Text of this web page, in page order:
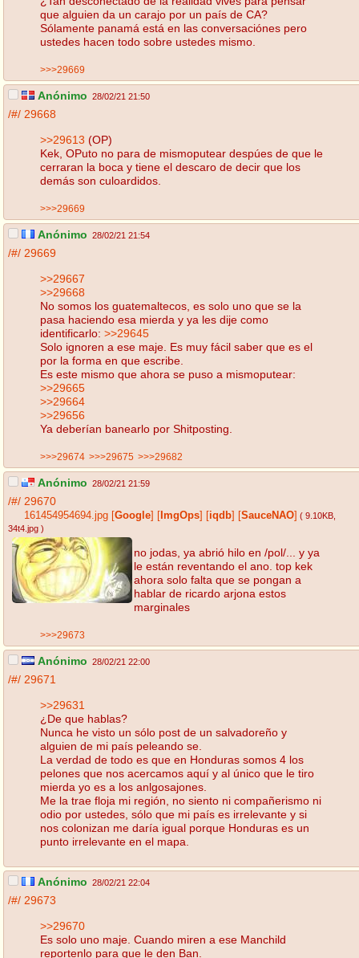
que alguien da un carajo por un país de CA?
Sólamente panamá está en las conversaciónes pero
ustedes hacen todo sobre ustedes mismo.
>>>29669
Anónimo 28/02/21 21:50
/#/ 29668
>>29613 (OP)
Kek, OPuto no para de mismoputear despúes de que le
cerraran la boca y tiene el descaro de decir que los
demás son culoardidos.
>>>29669
Anónimo 28/02/21 21:54
/#/ 29669
>>29667
>>29668
No somos los guatemaltecos, es solo uno que se la
pasa haciendo esa mierda y ya les dije como
identificarlo: >>29645
Solo ignoren a ese maje. Es muy fácil saber que es el
por la forma en que escribe.
Es este mismo que ahora se puso a mismoputear:
>>29665
>>29664
>>29656
Ya deberían banearlo por Shitposting.
>>>29674 >>>29675 >>>29682
Anónimo 28/02/21 21:59
/#/ 29670
161454954694.jpg Google ImgOps iqdb SauceNAO ( 9.10KB
34t4.jpg )
no jodas, ya abrió hilo en /pol/... y ya
le están reventando el ano. top kek
ahora solo falta que se pongan a
hablar de ricardo arjona estos
marginales
>>>29673
Anónimo 28/02/21 22:00
/#/ 29671
>>29631
¿De que hablas?
Nunca he visto un sólo post de un salvadoreño y
alguien de mi país peleando se.
La verdad de todo es que en Honduras somos 4 los
pelones que nos acercamos aquí y al único que le tiro
mierda yo es a los anlgosajones.
Me la trae floja mi región, no siento ni compañerismo ni
odio por ustedes, sólo que mi país es irrelevante y si
nos colonizan me daría igual porque Honduras es un
punto irrelevante en el mapa.
Anónimo 28/02/21 22:04
/#/ 29673
>>29670
Es solo uno maje. Cuando miren a ese Manchild
reportenlo para que le den Ban.